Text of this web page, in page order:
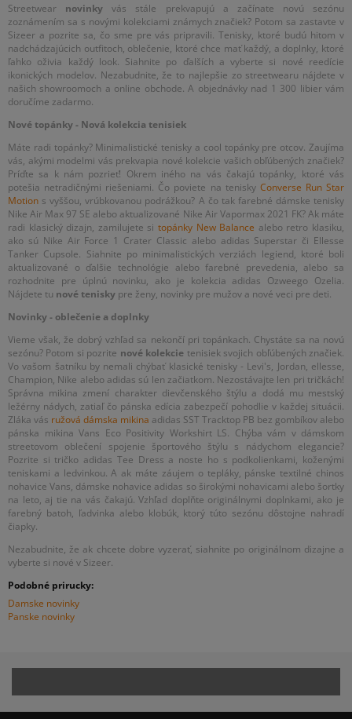
Streetwear novinky vás stále prekvapujú a začínate novú sezónu
zoznámením sa s novými kolekciami známych značiek? Potom sa zastavte v
Sizeer a pozrite sa, čo sme pre vás pripravili. Tenisky, ktoré budú hitom v
nadchádzajúcich outfitoch, oblečenie, ktoré chce mať každý, a doplnky, ktoré
ľahko oživia každý look. Siahnite po ďalších a vyberte si nové reedície
ikonických modelov. Nezabudnite, že to najlepšie zo streetwearu nájdete v
našich showroomoch a online obchode. A objednávky nad 1 300 libier vám
doručíme zadarmo.
Nové topánky - Nová kolekcia tenisiek
Máte radi topánky? Minimalistické tenisky a cool topánky pre otcov. Zaujíma
vás, akými modelmi vás prekvapia nové kolekcie vašich obľúbených značiek?
Príďte sa k nám pozrieť! Okrem iného na vás čakajú topánky, ktoré vás
potešia netradičnými riešeniami. Čo poviete na tenisky Converse Run Star
Motion s vyššou, vrúbkovanou podrážkou? A čo tak farebné dámske tenisky
Nike Air Max 97 SE alebo aktualizované Nike Air Vapormax 2021 FK? Ak máte
radi klasický dizajn, zamilujete si topánky New Balance alebo retro klasiku,
ako sú Nike Air Force 1 Crater Classic alebo adidas Superstar či Ellesse
Tanker Cupsole. Siahnite po minimalistických verziách legiend, ktoré boli
aktualizované o ďalšie technológie alebo farebné prevedenia, alebo sa
rozhodnite pre úplnú novinku, ako je kolekcia adidas Ozweego Ozelia.
Nájdete tu nové tenisky pre ženy, novinky pre mužov a nové veci pre deti.
Novinky - oblečenie a doplnky
Vieme však, že dobrý vzhľad sa nekončí pri topánkach. Chystáte sa na novú
sezónu? Potom si pozrite nové kolekcie tenisiek svojich obľúbených značiek.
Vo vašom šatníku by nemali chýbať klasické tenisky - Levi's, Jordan, ellesse,
Champion, Nike alebo adidas sú len začiatkom. Nezostávajte len pri tričkách!
Správna mikina zmení charakter dievčenského štýlu a dodá mu mestský
ležérny nádych, zatiaľ čo pánska edícia zabezpečí pohodlie v každej situácii.
Zláka vás ružová dámska mikina adidas SST Tracktop PB bez gombíkov alebo
pánska mikina Vans Eco Positivity Workshirt LS. Chýba vám v dámskom
streetovom oblečení spojenie športového štýlu s nádychom elegancie?
Pozrite si tričko adidas Tee Dress a noste ho s podkolienkami, koženými
teniskami a ledvinkou. A ak máte záujem o tepláky, pánske textilné chinos
nohavice Vans, dámske nohavice adidas so širokými nohavicami alebo šortky
na leto, aj tie na vás čakajú. Vzhľad doplňte originálnymi doplnkami, ako je
farebný batoh, ľadvinka alebo klobúk, ktorý túto sezónu dôstojne nahradí
čiapky.
Nezabudnite, že ak chcete dobre vyzerať, siahnite po originálnom dizajne a
vyberte si nové v Sizeer.
Podobné prirucky:
Damske novinky
Panske novinky